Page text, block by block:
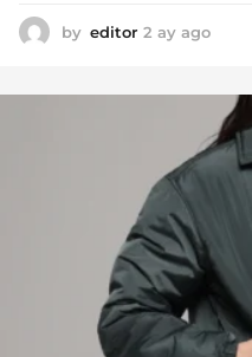
by editor 2 ay ago
a
g
o